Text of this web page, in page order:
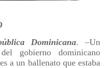
Dominicana. –Un
gobierno dominicano
a un ballenato que estaba